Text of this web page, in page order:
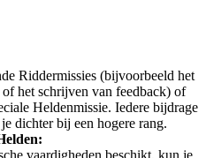
Riddermissies (bijvoorbeeld het
het schrijven van feedback) of
Heldenmissie. Iedere bijdrage
dichter bij een hogere rang.
vaardigheden beschikt, kun je